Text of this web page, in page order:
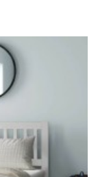
Đại 2025 – Đẹp,
kế hiện đại, đa
trọng – giá xưởng.